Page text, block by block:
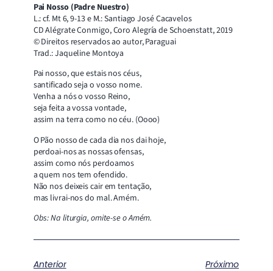
Pai Nosso (Padre Nuestro)
L.: cf. Mt 6, 9-13 e M.: Santiago José Cacavelos
CD Alégrate Conmigo, Coro Alegría de Schoenstatt, 2019
© Direitos reservados ao autor, Paraguai
Trad.: Jaqueline Montoya
Pai nosso, que estais nos céus,
santificado seja o vosso nome.
Venha a nós o vosso Reino,
seja feita a vossa vontade,
assim na terra como no céu. (Oooo)
O Pão nosso de cada dia nos dai hoje,
perdoai-nos as nossas ofensas,
assim como nós perdoamos
a quem nos tem ofendido.
Não nos deixeis cair em tentação,
mas livrai-nos do mal. Amém.
Obs: Na liturgia, omite-se o Amém.
Anterior
Próximo